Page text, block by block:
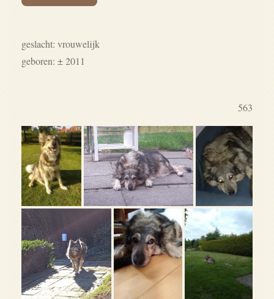
geslacht: vrouwelijk
geboren: ± 2011
563